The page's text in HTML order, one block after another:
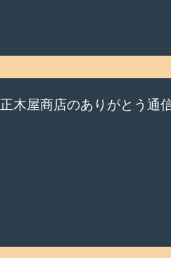
正木屋商店のありがとう通